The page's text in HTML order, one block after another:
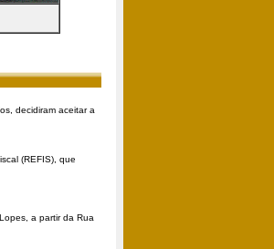
decidiram aceitar a
(REFIS), que
a partir da Rua